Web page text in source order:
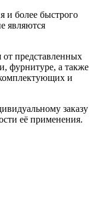
и более быстрого
являются
от представленных
фурнитуре, а также
и
заказу
её применения.